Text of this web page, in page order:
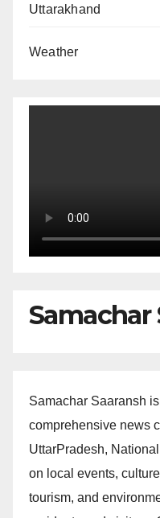
Uttarakhand
Weather
Samachar
Samachar Saaransh
comprehensive news
UttarPradesh,
on local events,
tourism, and